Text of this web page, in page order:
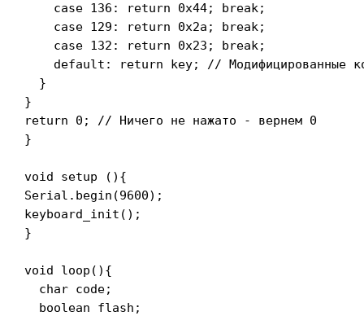
    case 136: return 0x44; break;
    case 129: return 0x2a; break;
    case 132: return 0x23; break;
default: return key; // Модифицированные
  }
}
return 0; // Ничего не нажато - вернем 0
}
void setup (){
Serial.begin(9600);
keyboard_init();
}
void loop(){
  char code;
  boolean flash;